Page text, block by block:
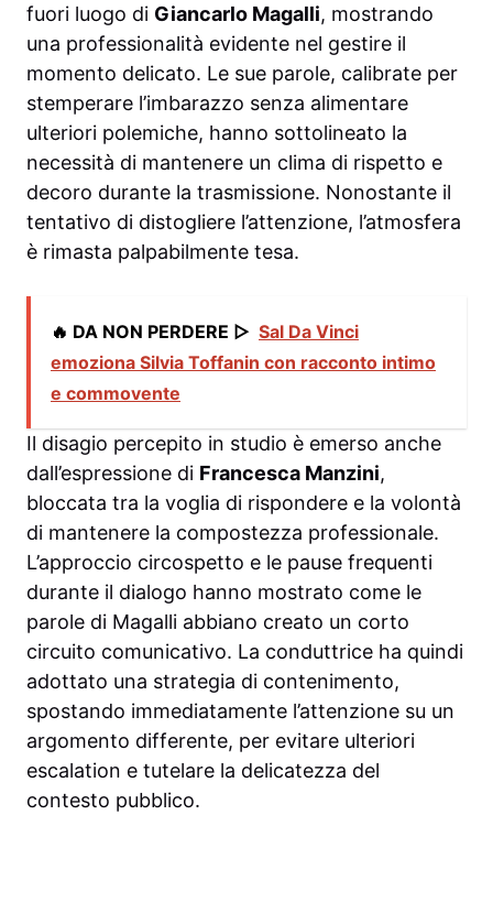
fuori luogo di Giancarlo Magalli, mostrando
una professionalità evidente nel gestire il
momento delicato. Le sue parole, calibrate per
stemperare l’imbarazzo senza alimentare
ulteriori polemiche, hanno sottolineato la
necessità di mantenere un clima di rispetto e
decoro durante la trasmissione. Nonostante il
tentativo di distogliere l’attenzione, l’atmosfera
è rimasta palpabilmente tesa.
🔥 DA NON PERDERE ▷ Sal Da Vinci
emoziona Silvia Toffanin con racconto intimo
e commovente
Il disagio percepito in studio è emerso anche
dall’espressione di Francesca Manzini,
bloccata tra la voglia di rispondere e la volontà
di mantenere la compostezza professionale.
L’approccio circospetto e le pause frequenti
durante il dialogo hanno mostrato come le
parole di Magalli abbiano creato un corto
circuito comunicativo. La conduttrice ha quindi
adottato una strategia di contenimento,
spostando immediatamente l’attenzione su un
argomento differente, per evitare ulteriori
escalation e tutelare la delicatezza del
contesto pubblico.